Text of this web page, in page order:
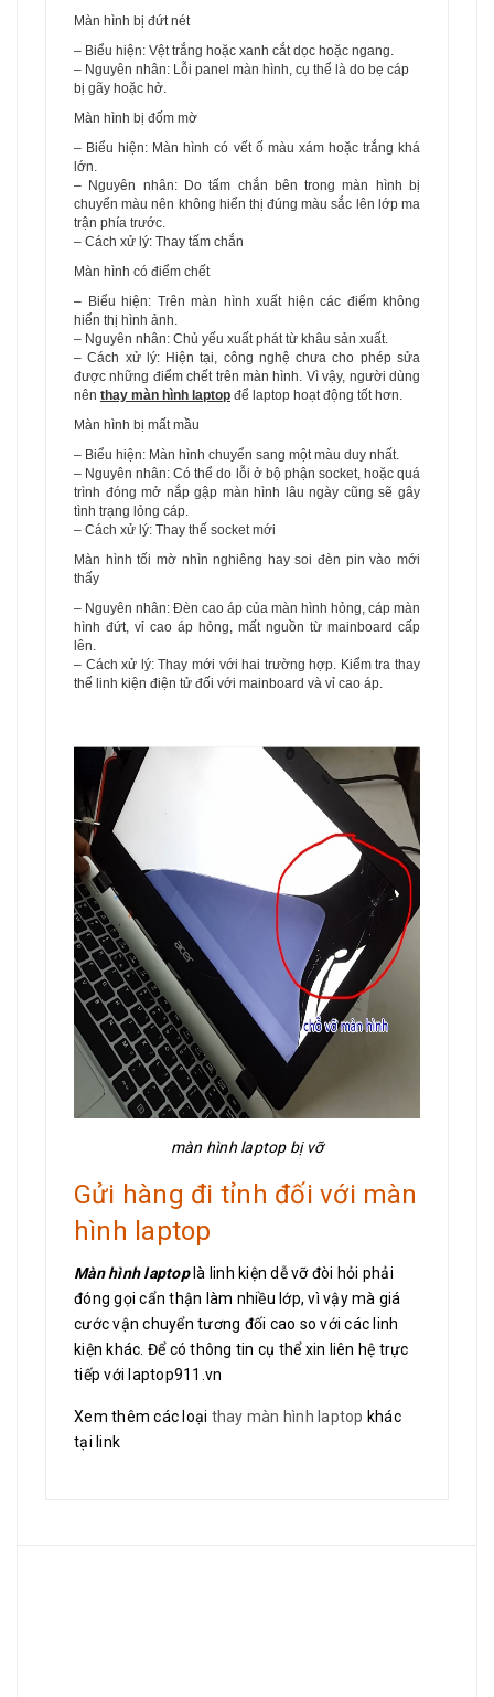
Màn hình bị đứt nét
– Biểu hiện: Vệt trắng hoặc xanh cắt dọc hoặc ngang.
– Nguyên nhân: Lỗi panel màn hình, cụ thể là do bẹ cáp
bị gãy hoặc hở.
Màn hình bị đốm mờ
– Biểu hiện: Màn hình có vết ố màu xám hoặc trắng khá
lớn.
– Nguyên nhân: Do tấm chắn bên trong màn hình bị
chuyển màu nên không hiển thị đúng màu sắc lên lớp ma
trận phía trước.
– Cách xử lý: Thay tấm chắn
Màn hình có điểm chết
– Biểu hiện: Trên màn hình xuất hiện các điểm không
hiển thị hình ảnh.
– Nguyên nhân: Chủ yếu xuất phát từ khâu sản xuất.
– Cách xử lý: Hiện tại, công nghệ chưa cho phép sửa
được những điểm chết trên màn hình. Vì vậy, người dùng
nên thay màn hình laptop để laptop hoạt động tốt hơn.
Màn hình bị mất mầu
– Biểu hiện: Màn hình chuyển sang một màu duy nhất.
– Nguyên nhân: Có thể do lỗi ở bộ phận socket, hoặc quá
trình đóng mở nắp gập màn hình lâu ngày cũng sẽ gây
tình trạng lỏng cáp.
– Cách xử lý: Thay thế socket mới
Màn hình tối mờ nhìn nghiêng hay soi đèn pin vào mới
thấy
– Nguyên nhân: Đèn cao áp của màn hình hỏng, cáp màn
hình đứt, vỉ cao áp hỏng, mất nguồn từ mainboard cấp
lên.
– Cách xử lý: Thay mới với hai trường hợp. Kiểm tra thay
thế linh kiện điện tử đối với mainboard và vỉ cao áp.
màn hình laptop bị vỡ
Gửi hàng đi tỉnh đối với màn
hình laptop
Màn hình laptoplà linh kiện dễ vỡ đòi hỏi phải
đóng gọi cẩn thận làm nhiều lớp, vì vậy mà giá
cước vận chuyển tương đối cao so với các linh
kiện khác. Để có thông tin cụ thể xin liên hệ trực
tiếp với laptop911.vn
Xem thêm các loại thay màn hình laptop khác
tại link